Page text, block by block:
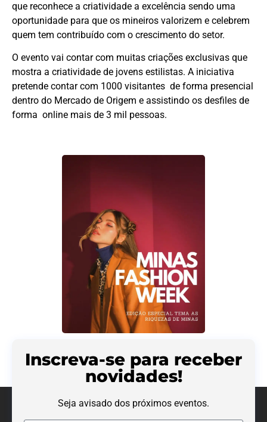
que reconhece a criatividade a excelência sendo uma
oportunidade para que os mineiros valorizem e celebrem
quem tem contribuído com o crescimento do setor.
O evento vai contar com muitas criações exclusivas que
mostra a criatividade de jovens estilistas. A iniciativa
pretende contar com 1000 visitantes de forma presencial
dentro do Mercado de Origem e assistindo os desfiles de
forma online mais de 3 mil pessoas.
Inscreva-se para receber
novidades!
Seja avisado dos próximos eventos.